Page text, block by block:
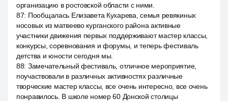
организацию в ростовской области с ними.
87: Пообщалась Елизавета Кухарева, семья ревякиных
носовых из матвеево курганского района активные
участники движения первых поддерживают мастер классы,
конкурсы, соревнования и форумы, и теперь фестиваль
детства и юности сегодня мы.
88: Замечательный фестиваль, отличное мероприятие,
поучаствовали в различных активностях различные
творческие мастер классы, все очень интересно, все очень
понравилось. В школе номер 60 Донской столицы